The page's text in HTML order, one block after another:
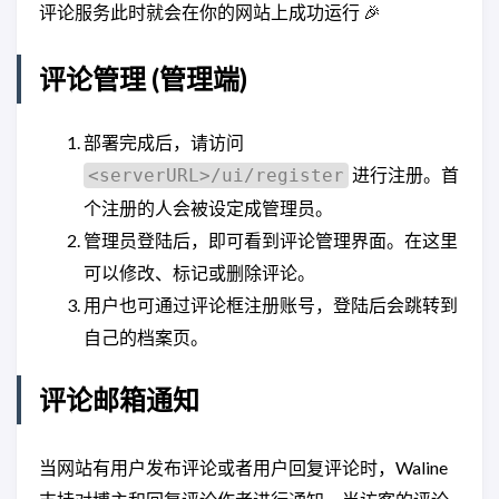
评论服务此时就会在你的网站上成功运行 🎉
评论管理 (管理端)
部署完成后，请访问
<serverURL>/ui/register 进行注册。首
个注册的人会被设定成管理员。
管理员登陆后，即可看到评论管理界面。在这里
可以修改、标记或删除评论。
用户也可通过评论框注册账号，登陆后会跳转到
自己的档案页。
评论邮箱通知
当网站有用户发布评论或者用户回复评论时，Waline